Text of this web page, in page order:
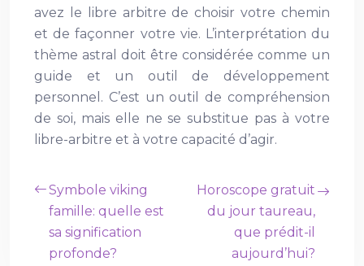
avez le libre arbitre de choisir votre chemin
et de façonner votre vie. L’interprétation du
thème astral doit être considérée comme un
guide et un outil de développement
personnel. C’est un outil de compréhension
de soi, mais elle ne se substitue pas à votre
libre-arbitre et à votre capacité d’agir.
Symbole viking
famille: quelle est
sa signification
profonde?
Horoscope gratuit
du jour taureau,
que prédit-il
aujourd’hui?